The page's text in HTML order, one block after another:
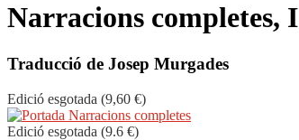
Narracions completes, I
Traducció de Josep Murgades
Edició esgotada (9,60 €)
Edició esgotada (9.6 €)